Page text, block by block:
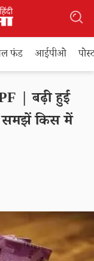
फंड आईपीओ
| बढ़ी हुई
समझें किस में